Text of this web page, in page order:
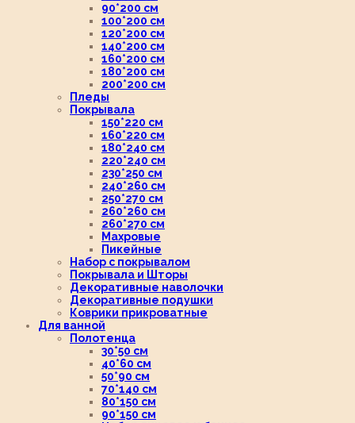
90*200 см
100*200 см
120*200 см
140*200 см
160*200 см
180*200 см
200*200 см
Пледы
Покрывала
150*220 см
160*220 см
180*240 см
220*240 см
230*250 см
240*260 см
250*270 см
260*260 см
260*270 см
Махровые
Пикейные
Набор с покрывалом
Покрывала и Шторы
Декоративные наволочки
Декоративные подушки
Коврики прикроватные
Для ванной
Полотенца
30*50 см
40*60 см
50*90 см
70*140 см
80*150 см
90*150 см